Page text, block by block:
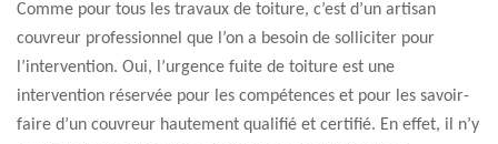
Comme pour tous les travaux de toiture, c’est d’un artisan
couvreur professionnel que l’on a besoin de solliciter pour
l’intervention. Oui, l’urgence fuite de toiture est une
intervention réservée pour les compétences et pour les savoir-
faire d’un couvreur hautement qualifié et certifié. En effet, il n’y